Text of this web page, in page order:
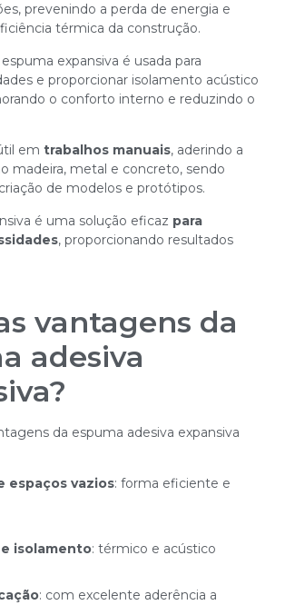
prevenindo a perda de energia e
térmica da construção.
espuma expansiva é usada para
e proporcionar isolamento acústico
o conforto interno e reduzindo o
em trabalhos manuais, aderindo a
madeira, metal e concreto, sendo
de modelos e protótipos.
é uma solução eficaz para
, proporcionando resultados
vantagens da
adesiva
da espuma adesiva expansiva
espaços vazios: forma eficiente e
isolamento: térmico e acústico
: com excelente aderência a